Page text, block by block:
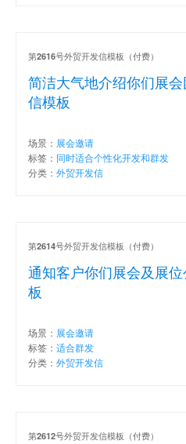
简洁大气地介绍你们展
信模板
第2616号外贸开发信模板（付费）
场景： 展会邀请
标签： 同时适合个性化开发和群发
分类： 外贸开发信
通知客户你们展会及展
板
第2614号外贸开发信模板（付费）
场景： 展会邀请
标签： 适合群发
分类： 外贸开发信
第2612号外贸开发信模板（付费）